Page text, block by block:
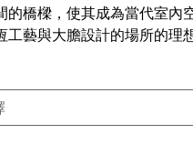
的橋樑，使其成為當代室內
工藝與大膽設計的場所的理